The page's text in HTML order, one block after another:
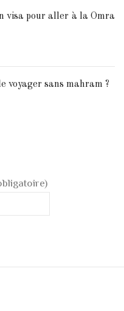
visa pour aller à la Omra
voyager sans mahram ?